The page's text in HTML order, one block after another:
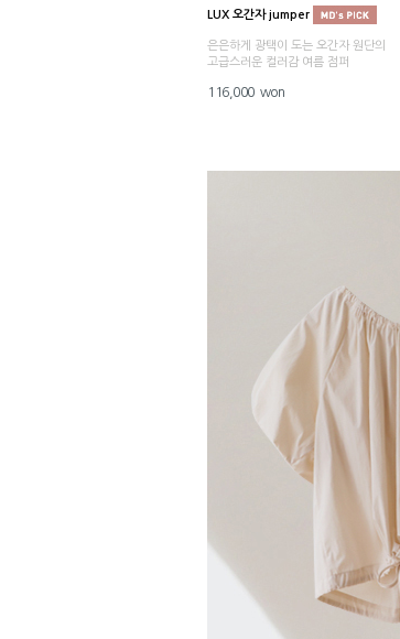
LUX 오간자 jumper
은은하게 광택이 도는 오간자 원단의
고급스러운 컬러감 여름 점퍼
116,000 won